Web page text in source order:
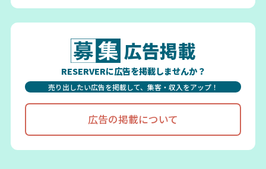
広告掲載
RESERVERに広告を掲載しませんか？
売り出したい広告を掲載して、集客・収入をアップ！
広告の掲載について